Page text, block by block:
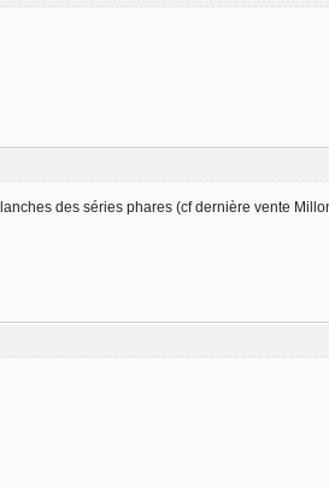
des séries phares (cf dernière vente